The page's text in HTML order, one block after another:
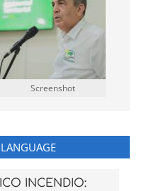
Screenshot
INCENDIO: